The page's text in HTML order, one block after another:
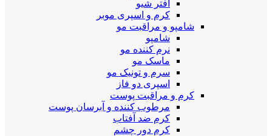
افتر شیو
کرم و اسپری موبر
شامپو و مراقبت مو
شامپو
نرم کننده مو
ماسک مو
سرم و تونیک مو
اسپری دو فاز
کرم و مراقبت پوست
مرطوب کننده و آبرسان پوست
کرم ضد آفتاب
کرم دور چشم